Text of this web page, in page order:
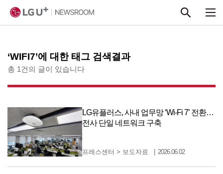
‘WIFI7’에 대한 태그 검색결과
총 1건의 글이 있습니다
LG유플러스, 사내 업무망 ‘Wi-Fi 7’ 전환…
전사 단일 네트워크 구축
프레스센터 > 보도자료 2026.06.02